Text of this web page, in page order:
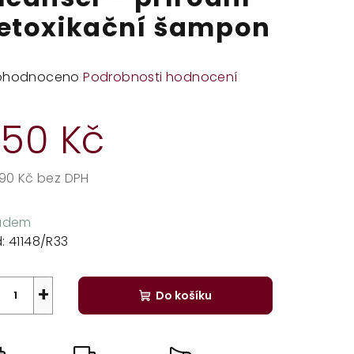
šampon
Podrobnosti hodnocení
Kč
Kč bez DPH
41148/R33
+ Do košíku